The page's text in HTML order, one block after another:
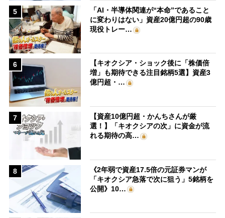
5
「AI・半導体関連が“本命”であること
に変わりはない」資産20億円超の90歳
現役トレー…
6
【キオクシア・ショック後に「株価倍
増」も期待できる注目銘柄5選】資産3
億円超・…
7
【資産10億円超・かんちさんが厳
選！】「キオクシアの次」に資金が流
れる期待の高…
8
《2年弱で資産17.5倍の元証券マンが
「キオクシア急落で次に狙う」5銘柄を
公開》10…